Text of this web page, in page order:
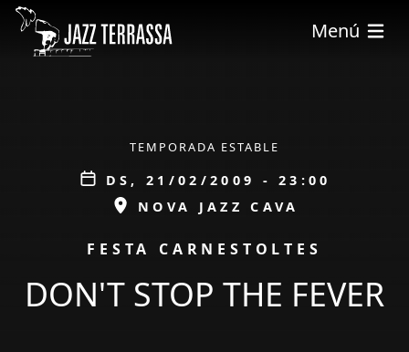
Vés al contingut
Menú
TEMPORADA ESTABLE
Data
DS, 21/02/2009 - 23:00
ESPAI
NOVA JAZZ CAVA
PROMOCIÓFESTA CARNESTOLTES
DON'T STOP THE FEVER